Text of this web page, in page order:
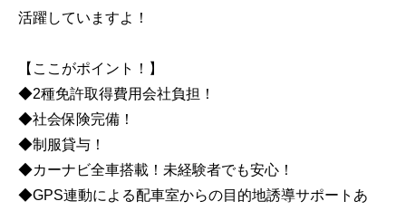
活躍していますよ！
【ここがポイント！】
◆2種免許取得費用会社負担！
◆社会保険完備！
◆制服貸与！
◆カーナビ全車搭載！未経験者でも安心！
◆GPS連動による配車室からの目的地誘導サポートあ